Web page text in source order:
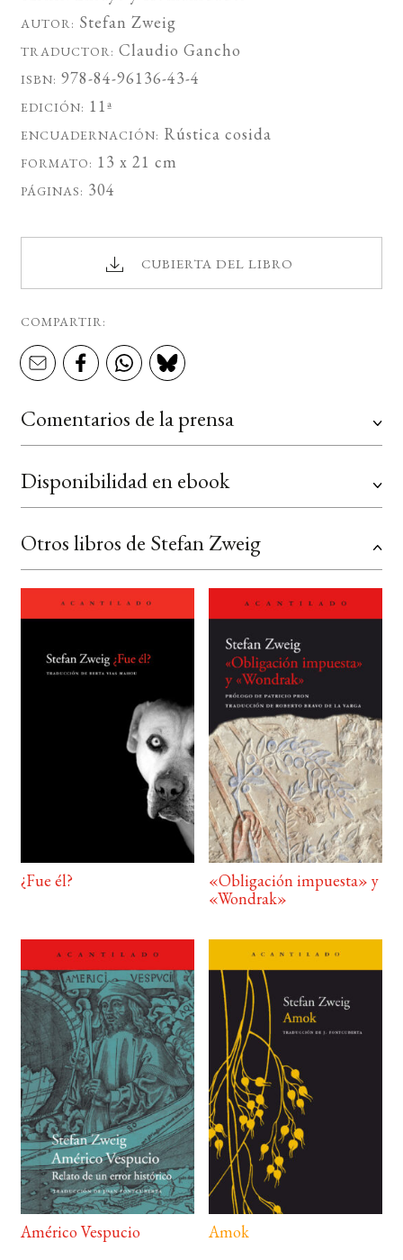
AUTOR: Stefan Zweig
TRADUCTOR: Claudio Gancho
ISBN: 978-84-96136-43-4
EDICIÓN: 11ª
ENCUADERNACIÓN: Rústica cosida
FORMATO: 13 x 21 cm
PÁGINAS: 304
CUBIERTA DEL LIBRO
COMPARTIR:
Comentarios de la prensa
Disponibilidad en ebook
Otros libros de Stefan Zweig
¿Fue él?
«Obligación impuesta» y
«Wondrak»
Américo Vespucio Amok